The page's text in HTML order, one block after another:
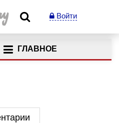
Войти
ГЛАВНОЕ